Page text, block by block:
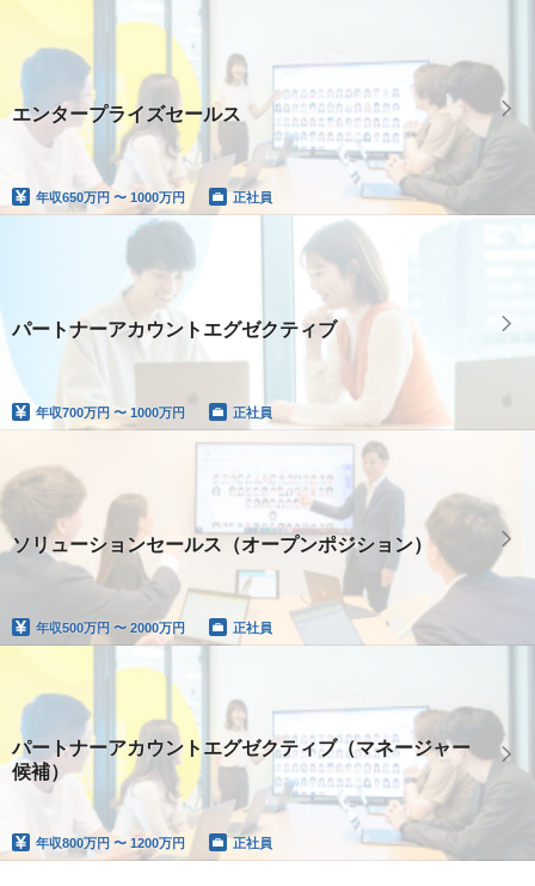
エンタープライズセールス
年収650万円 〜 1000万円 正社員
パートナーアカウントエグゼクティブ
年収700万円 〜 1000万円 正社員
ソリューションセールス（オープンポジション）
年収500万円 〜 2000万円 正社員
パートナーアカウントエグゼクティブ（マネージャー
候補）
年収800万円 〜 1200万円 正社員